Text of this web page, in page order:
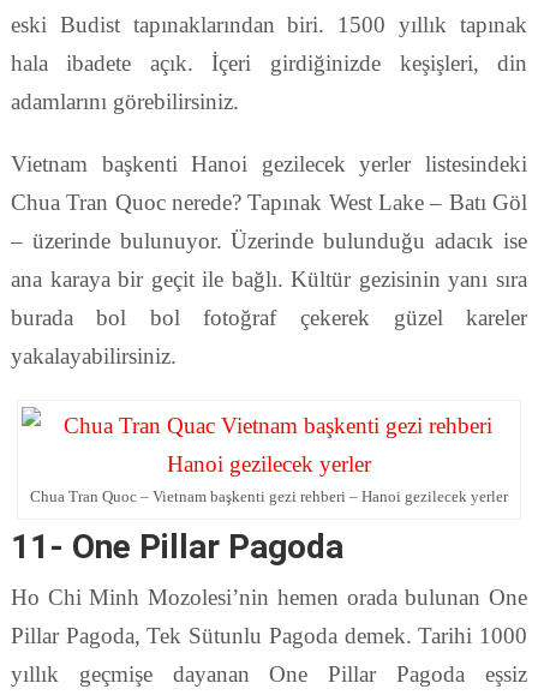
eski Budist tapınaklarından biri. 1500 yıllık tapınak
hala ibadete açık. İçeri girdiğinizde keşişleri, din
adamlarını görebilirsiniz.
Vietnam başkenti Hanoi gezilecek yerler listesindeki
Chua Tran Quoc nerede? Tapınak West Lake – Batı Göl
– üzerinde bulunuyor. Üzerinde bulunduğu adacık ise
ana karaya bir geçit ile bağlı. Kültür gezisinin yanı sıra
burada bol bol fotoğraf çekerek güzel kareler
yakalayabilirsiniz.
Chua Tran Quoc – Vietnam başkenti gezi rehberi – Hanoi gezilecek yerler
11- One Pillar Pagoda
Ho Chi Minh Mozolesi’nin hemen orada bulunan One
Pillar Pagoda, Tek Sütunlu Pagoda demek. Tarihi 1000
yıllık geçmişe dayanan One Pillar Pagoda eşsiz